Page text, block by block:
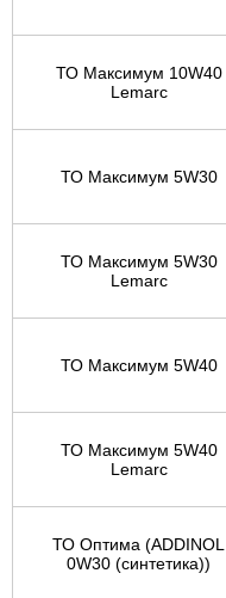
ТО Максимум 10W40
Lemarc
ТО Максимум 5W30
ТО Максимум 5W30
Lemarc
ТО Максимум 5W40
ТО Максимум 5W40
Lemarc
ТО Оптима (ADDINOL
0W30 (синтетика))